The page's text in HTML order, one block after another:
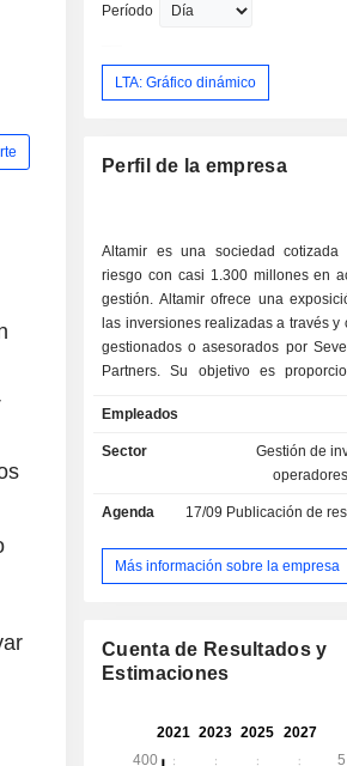
Período
LTA: Gráfico dinámico
Perfil de la empresa
Altamir es una sociedad cotizada
riesgo con casi 1.300 millones en
gestión. Altamir ofrece una
las inversiones realizadas a través y
gestionados o asesorados por
Partners. Su objetivo es
largo plazo y dividendos regulares
en una cartera diversificada de
rápido crecimiento de los
Telecomunicaciones y
Consumo, Sanidad, Servicios a
Servicios Financieros).
Empleados
Sector
Gestión de
Agenda 17/09 Publicación de
Más información sobre la empresa
Cuenta de Resultados y
Estimaciones